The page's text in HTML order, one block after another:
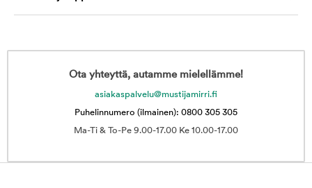
Ota yhteyttä, autamme mielellämme!
asiakaspalvelu@mustijamirri.fi
Puhelinnumero (ilmainen): 0800 305 305
Ma-Ti & To-Pe 9.00-17.00 Ke 10.00-17.00